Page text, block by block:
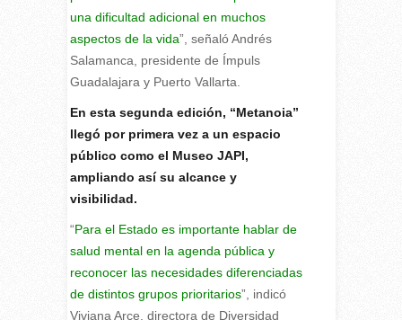
una dificultad adicional en muchos
aspectos de la vida”, señaló Andrés
Salamanca, presidente de Ímpuls
Guadalajara y Puerto Vallarta.
En esta segunda edición, “Metanoia”
llegó por primera vez a un espacio
público como el Museo JAPI,
ampliando así su alcance y
visibilidad.
“Para el Estado es importante hablar de
salud mental en la agenda pública y
reconocer las necesidades diferenciadas
de distintos grupos prioritarios”, indicó
Viviana Arce, directora de Diversidad